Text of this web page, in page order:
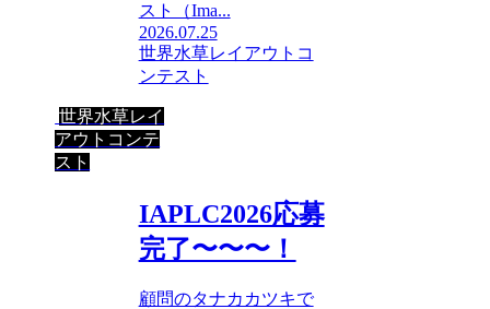
スト（Ima...
2026.07.25
世界水草レイアウトコ
ンテスト
世界水草レイ
アウトコンテ
スト
IAPLC2026応募
完了〜〜〜！
顧問のタナカカツキで